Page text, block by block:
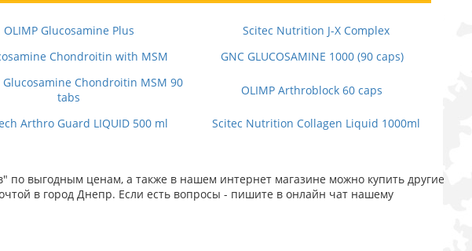
OLIMP Glucosamine Plus
Scitec Nutrition J-X Complex
Chondroitin with MSM GNC GLUCOSAMINE 1000 (90 caps)
Chondroitin MSM 90
tabs
OLIMP Arthroblock 60 caps
Arthro Guard LIQUID 500 ml Scitec Nutrition Collagen Liquid 1000ml
по выгодным ценам, а также в нашем интернет магазине можно купить другие
в город Днепр. Если есть вопросы - пишите в онлайн чат нашему